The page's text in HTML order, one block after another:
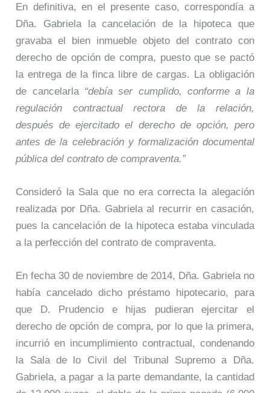
En definitiva, en el presente caso, correspondía a
Dña. Gabriela la cancelación de la hipoteca que
gravaba el bien inmueble objeto del contrato con
derecho de opción de compra, puesto que se pactó
la entrega de la finca libre de cargas. La obligación
de cancelarla “debía ser cumplido, conforme a la
regulación contractual rectora de la relación,
después de ejercitado el derecho de opción, pero
antes de la celebración y formalización documental
pública del contrato de compraventa.”
Consideró la Sala que no era correcta la alegación
realizada por Dña. Gabriela al recurrir en casación,
pues la cancelación de la hipoteca estaba vinculada
a la perfección del contrato de compraventa.
En fecha 30 de noviembre de 2014, Dña. Gabriela no
había cancelado dicho préstamo hipotecario, para
que D. Prudencio e hijas pudieran ejercitar el
derecho de opción de compra, por lo que la primera,
incurrió en incumplimiento contractual, condenando
la Sala de lo Civil del Tribunal Supremo a Dña.
Gabriela, a pagar a la parte demandante, la cantidad